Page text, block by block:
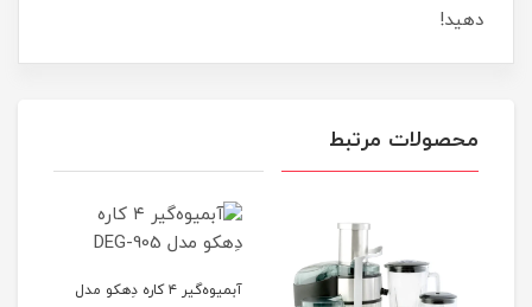
دهید!
محصولات مرتبط
آبمیوه‌گیر ۴ کاره دِهکو مدل